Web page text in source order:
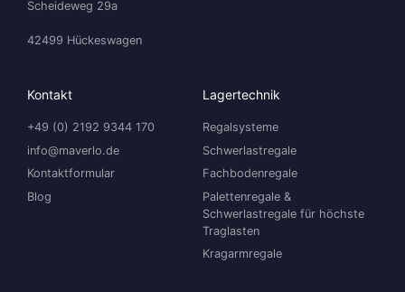
Scheideweg 29a
42499 Hückeswagen
Kontakt
+49 (0) 2192 9344 170
info@maverlo.de
Kontaktformular
Blog
Lagertechnik
Regalsysteme
Schwerlastregale
Fachbodenregale
Palettenregale &
Schwerlastregale für höchste
Traglasten
Kragarmregale